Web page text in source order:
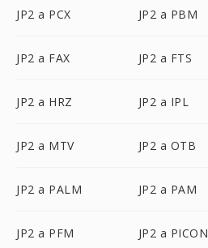
JP2 a PCX JP2 a PBM
JP2 a FAX JP2 a FTS
JP2 a HRZ JP2 a IPL
JP2 a MTV JP2 a OTB
JP2 a PALM JP2 a PAM
JP2 a PFM JP2 a PICON